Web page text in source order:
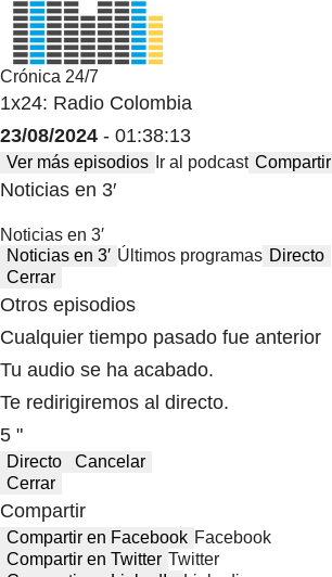
Crónica 24/7
1x24: Radio Colombia
23/08/2024 - 01:38:13
Ver más episodios Ir al podcast Compartir
Noticias en 3′
Noticias en 3′
Noticias en 3′ Últimos programas Directo
Cerrar
Otros episodios
Cualquier tiempo pasado fue anterior
Tu audio se ha acabado.
Te redirigiremos al directo.
5 "
Directo
Cancelar
Cerrar
Compartir
Compartir en Facebook Facebook
Compartir en Twitter Twitter